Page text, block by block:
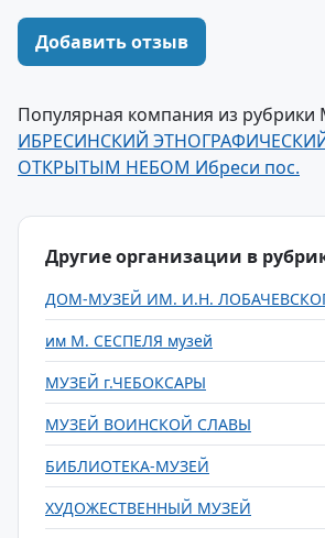
Добавить отзыв
Популярная компания из рубрики
ИБРЕСИНСКИЙ
ОТКРЫТЫМ НЕБОМ Ибреси пос.
Другие организации в
ДОМ-МУЗЕЙ ИМ. И.Н.
им М. СЕСПЕЛЯ музей
МУЗЕЙ г.ЧЕБОКСАРЫ
МУЗЕЙ ВОИНСКОЙ СЛАВЫ
БИБЛИОТЕКА-МУЗЕЙ
ХУДОЖЕСТВЕННЫЙ МУЗЕЙ